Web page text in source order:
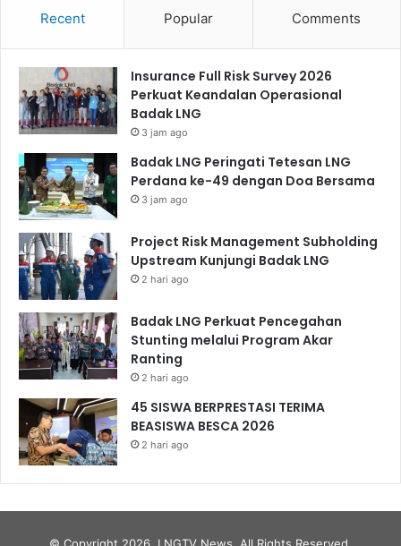
Recent Popular Comments
Insurance Full Risk Survey 2026
Perkuat Keandalan Operasional
Badak LNG
3 jam ago
Badak LNG Peringati Tetesan LNG
Perdana ke-49 dengan Doa Bersama
3 jam ago
Project Risk Management Subholding
Upstream Kunjungi Badak LNG
2 hari ago
Badak LNG Perkuat Pencegahan
Stunting melalui Program Akar
Ranting
2 hari ago
45 SISWA BERPRESTASI TERIMA
BEASISWA BESCA 2026
2 hari ago
© Copyright 2026, LNGTV News. All Rights Reserved.